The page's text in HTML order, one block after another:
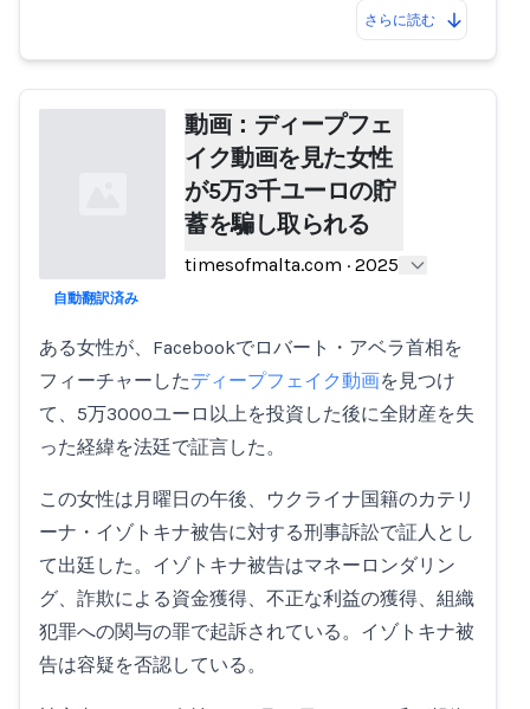
さらに読む
動画：ディープフェ
イク動画を見た女性
が5万3千ユーロの貯
蓄を騙し取られる
timesofmalta.com · 2025
自動翻訳済み
ある女性が、Facebookでロバート・アベラ首相を
フィーチャーしたディープフェイク動画を見つけ
て、5万3000ユーロ以上を投資した後に全財産を失
った経緯を法廷で証言した。
この女性は月曜日の午後、ウクライナ国籍のカテリ
ーナ・イゾトキナ被告に対する刑事訴訟で証人とし
て出廷した。イゾトキナ被告はマネーロンダリン
グ、詐欺による資金獲得、不正な利益の獲得、組織
犯罪への関与の罪で起訴されている。イゾトキナ被
告は容疑を否認している。